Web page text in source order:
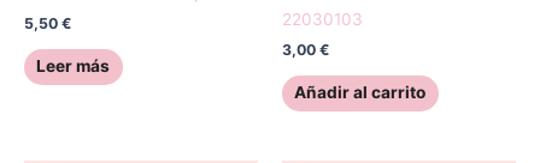
5,50 €
Leer más
22030103
3,00 €
Añadir al carrito